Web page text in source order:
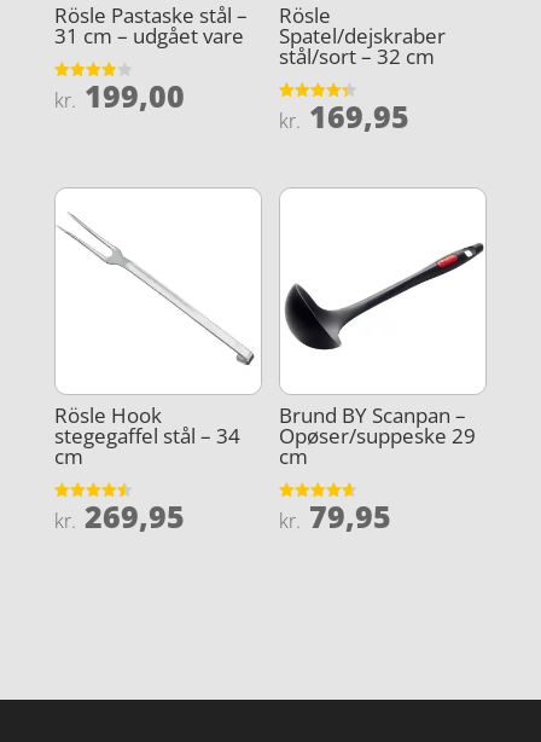
Rösle Pastaske stål –
31 cm – udgået vare
Vurderet
3.9
kr. 199,00
Rösle
Spatel/dejskraber
stål/sort – 32 cm
Vurderet
4.3
kr. 169,95
Rösle Hook
stegegaffel stål – 34
cm
Vurderet
4.5
kr. 269,95
Brund BY Scanpan –
Opøser/suppeske 29
cm
Vurderet
4.6
kr. 79,95